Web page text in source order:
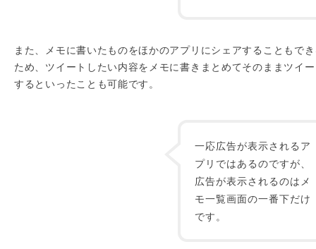
また、メモに書いたものをほかのアプリにシェアすることもで
ため、ツイートしたい内容をメモに書きまとめてそのままツイ
するといったことも可能です。
一応広告が表示されるア
プリではあるのですが、
広告が表示されるのはメ
モ一覧画面の一番下だけ
です。